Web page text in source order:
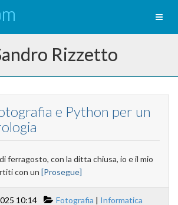
Rizzetto
e Python per un
ferragosto, con la ditta chiusa, io e il mio
con un [Prosegue]
10:14 Fotografia | Informatica